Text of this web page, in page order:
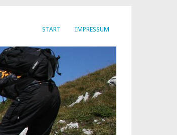
START IMPRESSUM